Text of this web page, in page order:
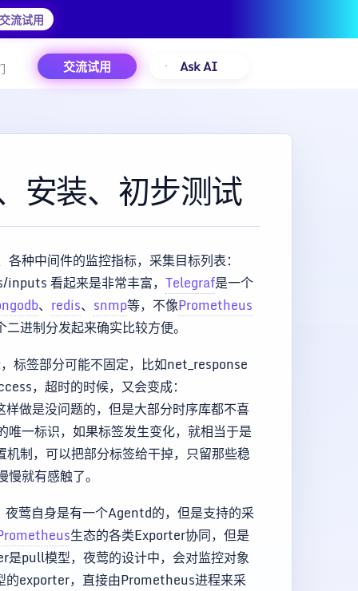
交流试用
交流试用 Ask AI
安装、初步测试
种中间件的监控指标，采集目标列表：
看起来是非常丰富， Telegraf是一个
、 redis、 snmp等，不像Prometheus
进制分发起来确实比较方便。
标签部分可能不固定，比如net_response
，超时的时候，又会变成：
做是没问题的，但是大部分时序库都不喜
一标识，如果标签发生变化，就相当于是
制，可以把部分标签给干掉，只留那些稳
就有感触了。
莺自身是有一个Agentd的，但是支持的采
生态的各类Exporter协同，但是
pull模型，夜莺的设计中，会对监控对象
的exporter，直接由Prometheus进程来采